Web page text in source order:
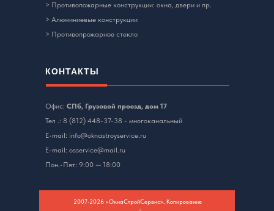
> Противопожарные конструкции: окна, двери и пр.
> Противопрожарное стекло
> Алюминиевые конструкции
КОНТАКТЫ
Офис: СПб, Грузовой проезд, дом 17
E-mail: info@oknastroyservice.ru
E-mail: osservice@mail.ru
Пон.-Пят: 9:00 — 18:00
Тел .: 8 (812) 448-37-38 - многоканальный
2007-2026 «ОкнаСтройСервис». Копирование